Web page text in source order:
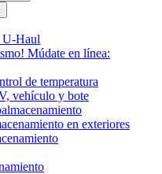
U-Haul
Múdate en línea:
de temperatura
vehículo y bote
en exteriores